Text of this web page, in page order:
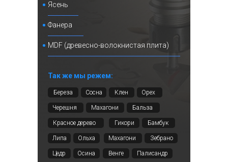
Ясень
Фанера
MDF (древесно-волокнистая плита)
Береза Сосна Клен Орех
Черешня Махагони Бальза
Махагони
Красное дерево Гикори
Липа Ольха
Так же мы режем:
Цедр Осина Палисандр
Зебрано
Бамбук
Венге